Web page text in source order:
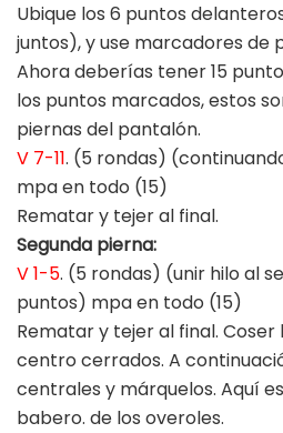
Ubique los 6 puntos
juntos), y use marcadores de
Ahora deberías tener 15
los puntos marcados, estos
piernas del pantalón.
V 7-11. (5 rondas)
mpa en todo (15)
Rematar y tejer al final.
Segunda pierna:
V 1-5. (5 rondas) (unir hilo al
puntos) mpa en todo (15)
Rematar y tejer al final. Coser
centro cerrados. A
centrales y márquelos. Aquí
babero. de los overoles.